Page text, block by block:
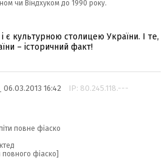
чи Віндхуком до 1990 року.
є культурною столицею України. І те,
– історичний факт!
_ 06.03.2013 16:42 IP: 80.245.118.---
повне фіаско
фіаско]